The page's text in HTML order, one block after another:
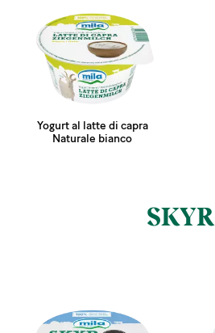
Yogurt al latte di capra
Naturale bianco
SKYR